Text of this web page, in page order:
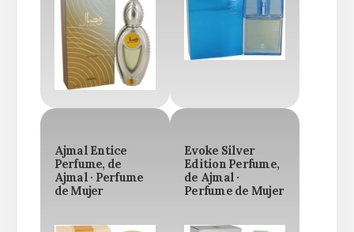
Ajmal Entice
Perfume, de
Ajmal · Perfume
de Mujer
Evoke Silver
Edition Perfume,
de Ajmal ·
Perfume de Mujer